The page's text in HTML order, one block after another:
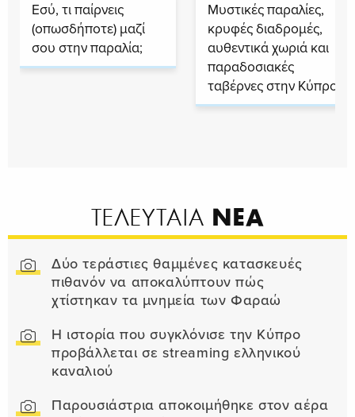
Εσύ, τι παίρνεις
(οπωσδήποτε) μαζί
σου στην παραλία;
Μυστικές παραλίες,
κρυφές διαδρομές,
αυθεντικά χωριά και
παραδοσιακές
ταβέρνες στην Κύπρο
ΤΕΛΕΥΤΑΙΑ ΝΕΑ
Δύο τεράστιες θαμμένες κατασκευές
πιθανόν να αποκαλύπτουν πώς
χτίστηκαν τα μνημεία των Φαραώ
Η ιστορία που συγκλόνισε την Κύπρο
προβάλλεται σε streaming ελληνικού
καναλιού
Παρουσιάστρια αποκοιμήθηκε στον αέρα